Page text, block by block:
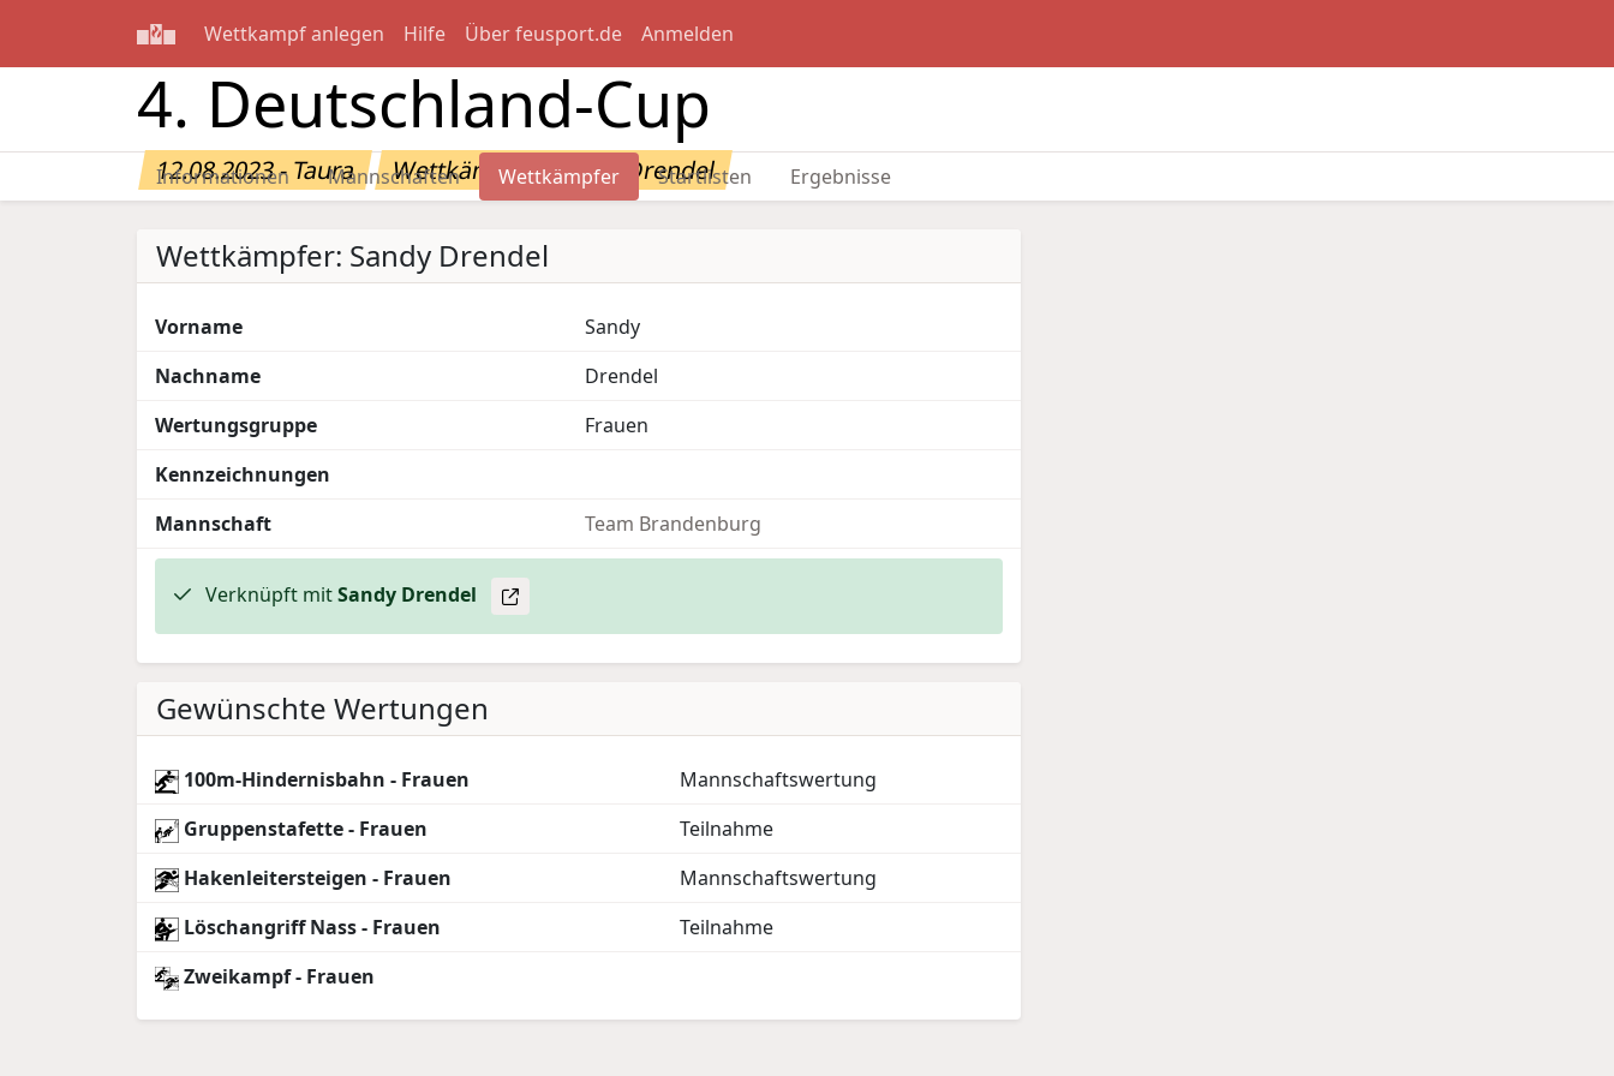
Wettkampf anlegen Hilfe Über feusport.de Anmelden
4. Deutschland-Cup
12.08.2023 - Taura Wettkämpfer: Sandy Drendel
Informationen Mannschaften Wettkämpfer Startlisten Ergebnisse
Wettkämpfer: Sandy Drendel
Vorname
Sandy
Nachname
Drendel
Wertungsgruppe
Frauen
Kennzeichnungen
Mannschaft
Team Brandenburg
Verknüpft mitSandy Drendel
Gewünschte Wertungen
100m-Hindernisbahn - Frauen
Mannschaftswertung
Gruppenstafette - Frauen
Teilnahme
Hakenleitersteigen - Frauen
Mannschaftswertung
Löschangriff Nass - Frauen
Teilnahme
Zweikampf - Frauen